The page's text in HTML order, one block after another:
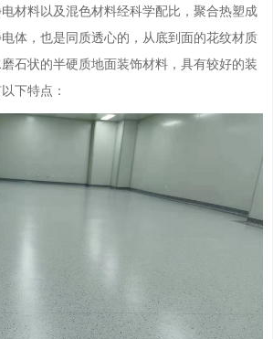
材料以及混色材料经科学配比，聚合热塑成
体，也是同质透心的，从底到面的花纹材质
石状的半硬质地面装饰材料，具有较好的装
下特点：